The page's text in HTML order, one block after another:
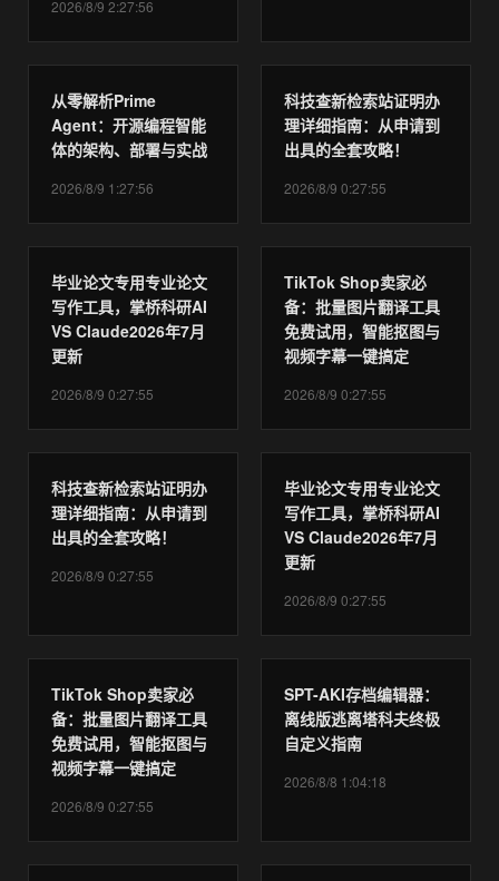
2026/8/9 2:27:56
从零解析Prime
Agent：开源编程智能
体的架构、部署与实战
2026/8/9 1:27:56
科技查新检索站证明办
理详细指南：从申请到
出具的全套攻略！
2026/8/9 0:27:55
毕业论文专用专业论文
写作工具，掌桥科研AI
VS Claude2026年7月
更新
2026/8/9 0:27:55
TikTok Shop卖家必
备：批量图片翻译工具
免费试用，智能抠图与
视频字幕一键搞定
2026/8/9 0:27:55
科技查新检索站证明办
理详细指南：从申请到
出具的全套攻略！
2026/8/9 0:27:55
毕业论文专用专业论文
写作工具，掌桥科研AI
VS Claude2026年7月
更新
2026/8/9 0:27:55
TikTok Shop卖家必
备：批量图片翻译工具
免费试用，智能抠图与
视频字幕一键搞定
2026/8/9 0:27:55
SPT-AKI存档编辑器：
离线版逃离塔科夫终极
自定义指南
2026/8/8 1:04:18